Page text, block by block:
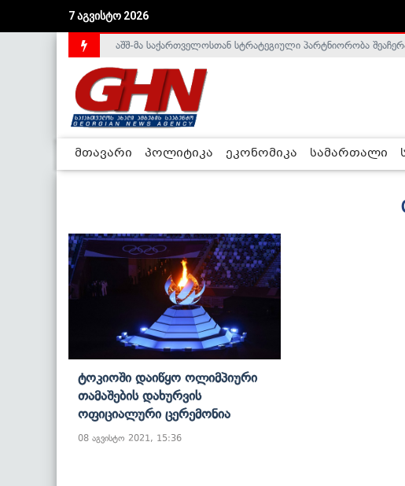
7 აგვისტო 2026
აშშ-მა საქართველოსთან სტრატეგიული პარტნიორობა
მთავარი პოლიტიკა ეკონომიკა სამართალი
Ტოკიოში Დაიწყო Ოლიმპიური
Თამაშების Დახურვის
Ოფიციალური Ცერემონია
08 აგვისტო 2021, 15:36